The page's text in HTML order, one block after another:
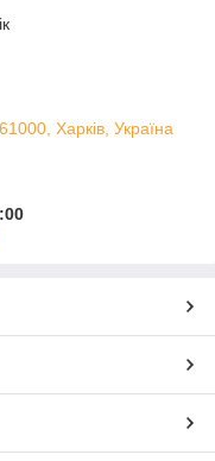
Харків, Україна